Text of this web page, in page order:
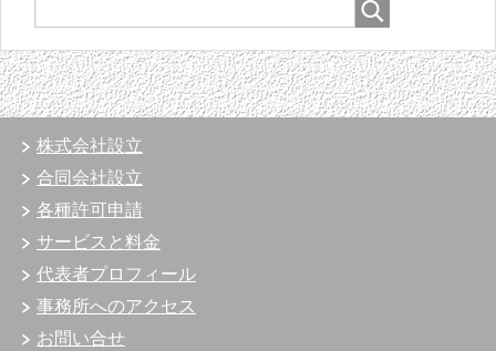
株式会社設立
合同会社設立
各種許可申請
サービスと料金
代表者プロフィール
事務所へのアクセス
お問い合せ